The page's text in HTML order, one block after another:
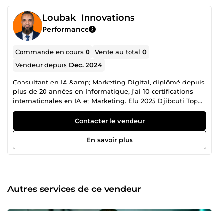
Loubak_Innovations
Performance
Commande en cours0 Vente au total0
Vendeur depuis Déc. 2024
Consultant en IA &amp; Marketing Digital, diplômé depuis
plus de 20 années en Informatique, j'ai 10 certifications
internationales en IA et Marketing. Élu 2025 Djibouti Top
Creator LinkedIn Je réalise : Des vidéos publicitaires IA qui
convertissent Des assistants IA sur mesure (ChatGPT,
Gemini etc.) Et Des automatisations/agents IA pour gagner
du temps et scaler Formations IA disponibles pour vous
rendre autonome Objectifs : Gain de temps, plus de
Contacter le vendeur
En savoir plus
Autres services de ce vendeur